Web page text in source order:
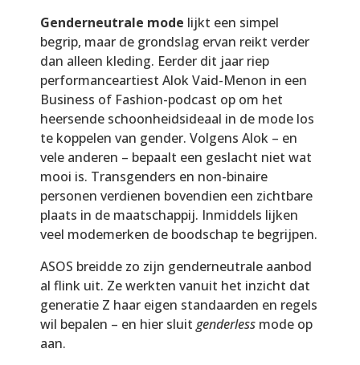
Genderneutrale mode lijkt een simpel
begrip, maar de grondslag ervan reikt verder
dan alleen kleding. Eerder dit jaar riep
performanceartiest Alok Vaid-Menon in een
Business of Fashion-podcast op om het
heersende schoonheidsideaal in de mode los
te koppelen van gender. Volgens Alok – en
vele anderen – bepaalt een geslacht niet wat
mooi is. Transgenders en non-binaire
personen verdienen bovendien een zichtbare
plaats in de maatschappij. Inmiddels lijken
veel modemerken de boodschap te begrijpen.
ASOS breidde zo zijn genderneutrale aanbod
al flink uit. Ze werkten vanuit het inzicht dat
generatie Z haar eigen standaarden en regels
wil bepalen – en hier sluit genderless mode op
aan.